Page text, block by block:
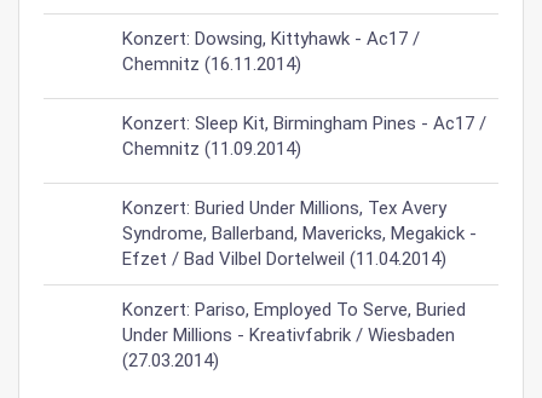
Konzert: Dowsing, Kittyhawk - Ac17 /
Chemnitz (16.11.2014)
Konzert: Sleep Kit, Birmingham Pines - Ac17 /
Chemnitz (11.09.2014)
Konzert: Buried Under Millions, Tex Avery
Syndrome, Ballerband, Mavericks, Megakick -
Efzet / Bad Vilbel Dortelweil (11.04.2014)
Konzert: Pariso, Employed To Serve, Buried
Under Millions - Kreativfabrik / Wiesbaden
(27.03.2014)